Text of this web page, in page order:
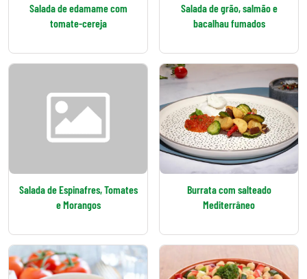
Salada de edamame com
tomate-cereja
Salada de grão, salmão e
bacalhau fumados
Salada de Espinafres, Tomates
e Morangos
Burrata com salteado
Mediterrâneo